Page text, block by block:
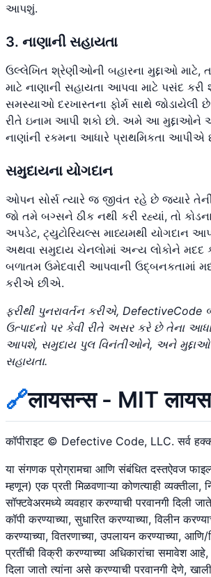
આપશું.
3. નાણાની સહાયતા
ઉલ્લેખિત શ્રેણીઓની બહારના મુદ્દાઓ માટે,
માટે નાણાની સહાયતા આપવા માટે પસંદ કરી
સમસ્યાઓ દરખાસ્તના ફોર્મ સાથે જોડાયેલી
રીતે ઇનામ આપી શકો છો. અમે આ મુદ્દાઓને
નાણાંની રકમના આધારે પ્રાથમિકતા આપીએ
સમુદાયના યોગદાન
ઓપન સોર્સ ત્યારે જ જીવંત રહે છે જ્યારે
જો તમે બગ્સને ઠીક નથી કરી રહ્યાં, તો
અપડેટ, ટ્યુટોરિયલ્સ માધ્યમથી યોગદાન
અથવા સમુદાય ચેનલોમાં અન્ય લોકોને મદદ
બળાતમ ઉમેદવારી આપવાની ઉદ્બનકતામાં
કરીએ છીએ.
ફરીથી પુનરાવર્તન કરીએ,
ઉત્પાદનો પર કેવી રીતે અસર કરે છે તેના
આપશે, સમુદાય પુલ વિનંતીઓને, અને મુદ્દાઓ
સહાયતા.
🔗लायसन्स - MIT
कॉपीराइट © Defective Code, LLC. सर्व
या संगणक प्रोग्रामचा आणि संबंधित दस्तऐवज
म्हणून) एक प्रती मिळवणाऱ्या कोणत्याही व्यक्तीला,
सॉफ्टवेअरमध्ये व्यवहार करण्याची परवानगी दिली
कॉपी करण्याच्या, सुधारित करण्याच्या, विलीन
करण्याच्या, वितरणाच्या, उपलायन करण्याच्या,
प्रतींची विक्री करण्याच्या अधिकारांचा समावेश
दिला जातो त्यांना असे करण्याची परवानगी देणे,